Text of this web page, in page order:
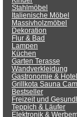
Stahlmöbel
Italienische Möbel
Massivholzmöbel
Dekoration
Flur & Bad
Lampen
Küchen
Garten Terasse
Wandverkleidung
Gastronomie &
Grillkota Sauna
Bestseller
Freizeit und
Teppich & Läufer
Elektronik &